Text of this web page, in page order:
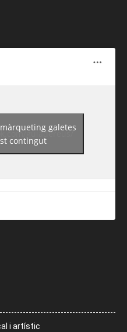
guiadereus/
galetes
contingut
i artístic